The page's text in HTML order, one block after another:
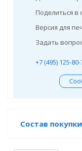
Поделиться в
Версия для
Задать
+7 (495) 125-
Состав покупки